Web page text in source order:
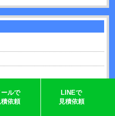
ールで
積依頼
LINEで
見積依頼